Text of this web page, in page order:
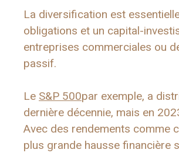
La diversification est
obligations et un capital-
entreprises commerciales ou
passif.
Le S&P 500par exemple, a
dernière décennie, mais en
Avec des rendements comme
plus grande hausse financière